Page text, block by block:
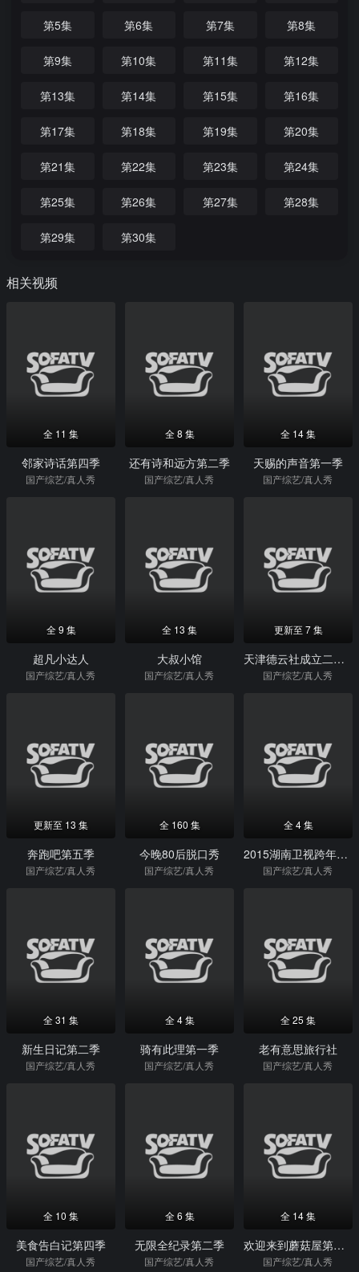
第5集 第6集 第7集 第8集
第9集 第10集 第11集 第12集
第13集 第14集 第15集 第16集
第17集 第18集 第19集 第20集
第21集 第22集 第23集 第24集
第25集 第26集 第27集 第28集
第29集 第30集
相关视频
全 11 集
邻家诗话第四季
国产综艺/真人秀
全 8 集
还有诗和远方第二季
国产综艺/真人秀
全 14 集
天赐的声音第一季
国产综艺/真人秀
全 9 集
超凡小达人
国产综艺/真人秀
全 13 集
大叔小馆
国产综艺/真人秀
更新至 7 集
天津德云社成立二周年系列专场第二场
国产综艺/真人秀
更新至 13 集
奔跑吧第五季
国产综艺/真人秀
全 160 集
今晚80后脱口秀
国产综艺/真人秀
全 4 集
2015湖南卫视跨年演唱会
国产综艺/真人秀
全 31 集
新生日记第二季
国产综艺/真人秀
全 4 集
骑有此理第一季
国产综艺/真人秀
全 25 集
老有意思旅行社
国产综艺/真人秀
全 10 集
美食告白记第四季
国产综艺/真人秀
全 6 集
无限全纪录第二季
国产综艺/真人秀
全 14 集
欢迎来到蘑菇屋第二季
国产综艺/真人秀